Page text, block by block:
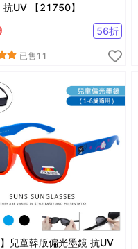
UV 【21750】
56折
已售 11
】兒童韓版偏光墨鏡 抗UV